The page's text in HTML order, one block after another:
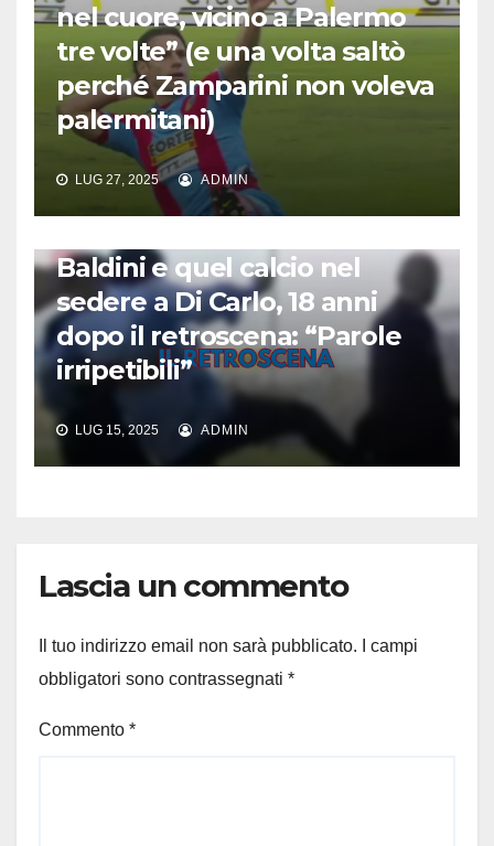
nel cuore, vicino a Palermo
tre volte” (e una volta saltò
perché Zamparini non voleva
palermitani)
LUG 27, 2025 ADMIN
Baldini e quel calcio nel
sedere a Di Carlo, 18 anni
dopo il retroscena: “Parole
irripetibili”
LUG 15, 2025 ADMIN
Lascia un commento
Il tuo indirizzo email non sarà pubblicato.
I campi
obbligatori sono contrassegnati *
Commento *